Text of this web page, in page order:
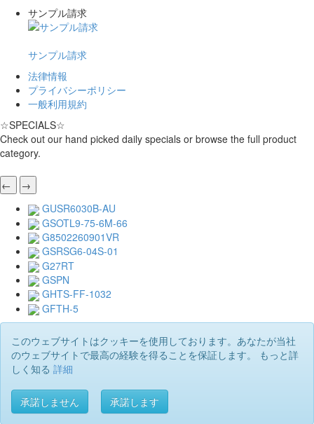
サンプル請求
サンプル請求
法律情報
プライバシーポリシー
一般利用規約
☆SPECIALS☆
Check out our hand picked daily specials or browse the full product
category.
←
→
GUSR6030B-AU
GSOTL9-75-6M-66
G8502260901VR
GSRSG6-04S-01
G27RT
GSPN
GHTS-FF-1032
GFTH-5
このウェブサイトはクッキーを使用しております。あなたが当社
のウェブサイトで最高の経験を得ることを保証します。 もっと詳
しく知る 詳細
承諾しません 承諾します